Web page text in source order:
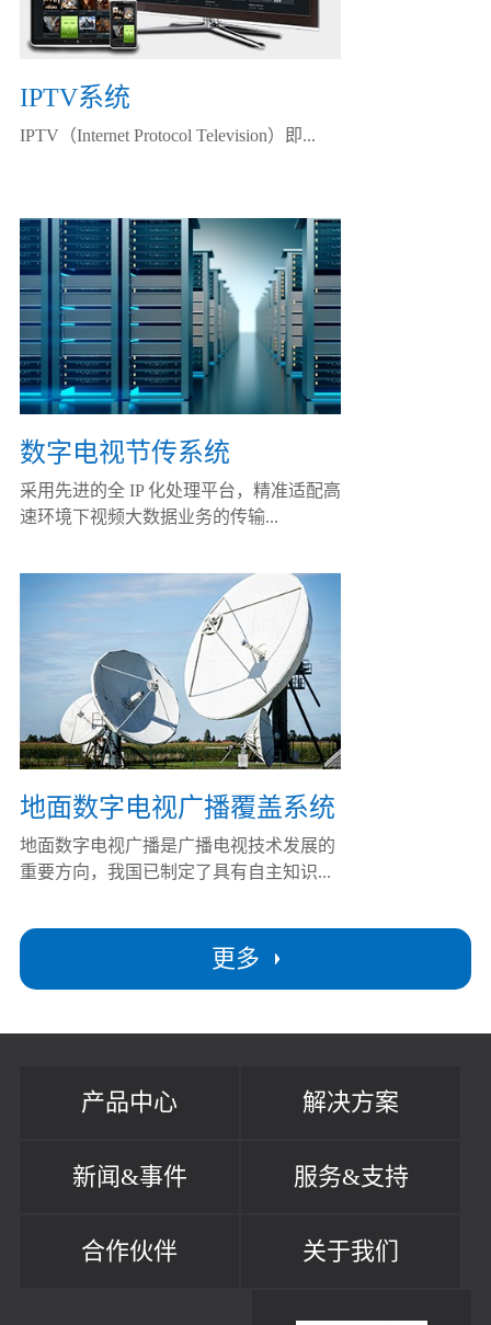
更多
IPTV系统
IPTV（Internet Protocol Television）即...
数字电视节传系统
采用先进的全 IP 化处理平台，精准适配高
速环境下视频大数据业务的传输...
地面数字电视广播覆盖系统
地面数字电视广播是广播电视技术发展的
重要方向，我国已制定了具有自主知识...
产品中心 解决方案
新闻&事件 服务&支持
合作伙伴 关于我们